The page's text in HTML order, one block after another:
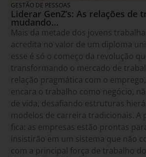
GESTÃO DE PESSOAS
Liderar GenZ’s: As relações de
mudando…
Mais da metade dos jovens
acredita no valor de um diploma
esse é só o começo da revolução
transformando o mercado de
relação pragmática com o
encara o trabalho como negócio,
de vida, desafiando estruturas
modelos de carreira tradicionais. A
fica: as empresas estão prontas
insistirão em um sistema que não
com a principal força de trabalho